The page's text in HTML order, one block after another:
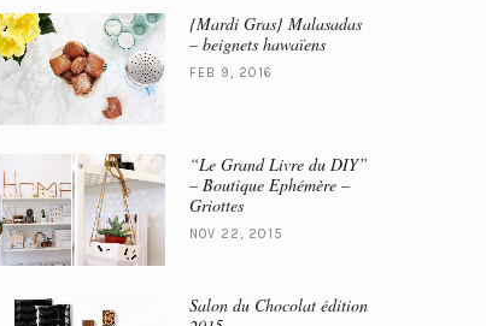
{Mardi Gras} Malasadas
– beignets hawaïens
FEB 9, 2016
“Le Grand Livre du DIY”
– Boutique Ephémère –
Griottes
NOV 22, 2015
Salon du Chocolat édition